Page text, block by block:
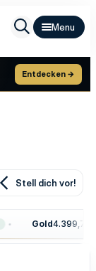
Entdecken →
Stell dich vor!
Gold4.399,70